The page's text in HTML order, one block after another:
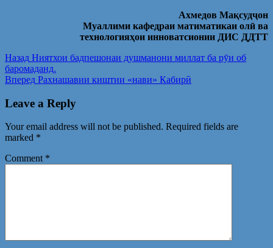
Ахмедов Мақсудҷон
Муаллими кафедраи матиматикаи олӣ ва
технологияҳои инноватсионии ДИС ДДТТ
Post
navigation
Назад Предыдущая
запись:
Ниятхои бадпешонаи душманони миллат ба рӯи об
баромаданд.
Вперед Следующая
Рахнашавии киштии «нави» Кабирӣ
Leave a Reply
Your email address will not be published. Required fields are
marked *
Comment *